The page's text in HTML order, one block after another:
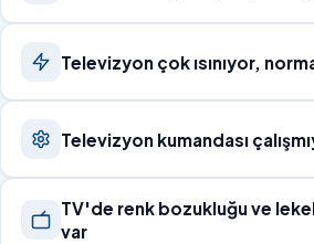
Televizyon çok ısınıyor,
Televizyon kumandası
TV'de renk bozukluğu ve
var